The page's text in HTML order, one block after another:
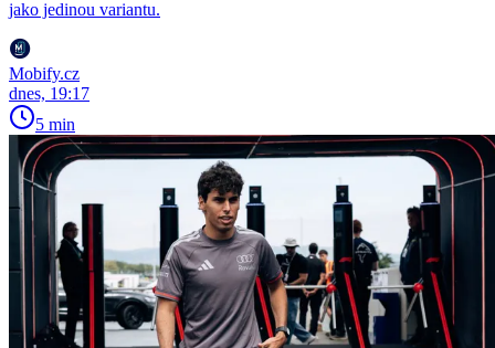
jako jedinou variantu.
Mobify.cz
dnes, 19:17
5 min